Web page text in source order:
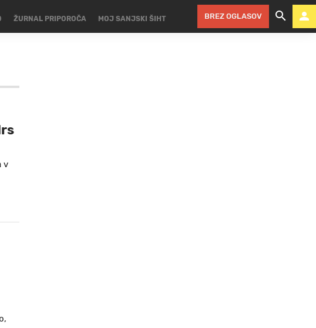
ŽURNAL PRIPOROČA MOJ SANJSKI ŠIHT BREZ OGLASOV
v